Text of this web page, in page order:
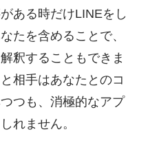
ある時だけLINEをし
たを含めることで、
釈することもできま
相手はあなたとのコ
つも、消極的なアプ
れません。